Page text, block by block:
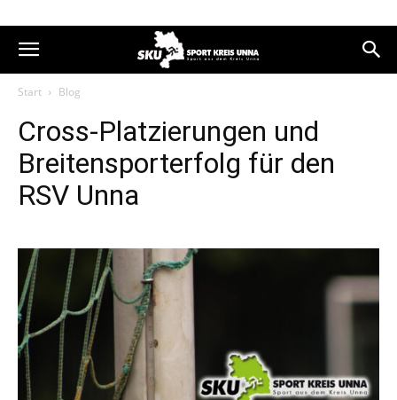
Start Blog
Cross-Platzierungen und
Breitensporterfolg für den
RSV Unna